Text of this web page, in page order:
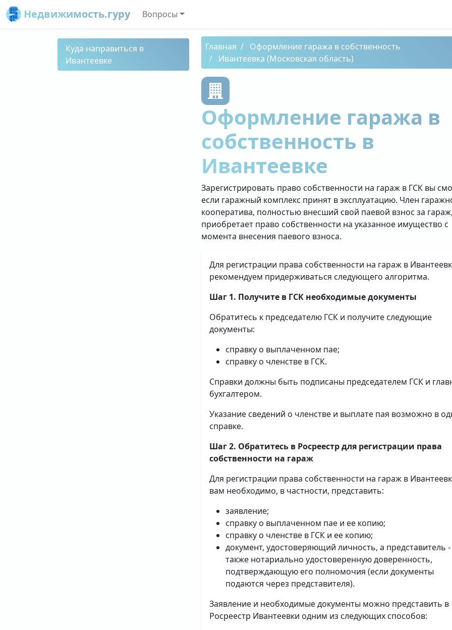
Недвижимость.гуру Вопросы
Куда направиться в
Ивантеевке
Главная
Оформление гаража в собственность
Ивантеевка (Московская область)
Оформление гаража в
собственность в
Ивантеевке
Зарегистрировать право собственности на гараж в ГСК вы
если гаражный комплекс принят в эксплуатацию. Член
кооператива, полностью внесший свой паевой взнос за гараж,
приобретает право собственности на указанное имущество с
момента внесения паевого взноса.
Для регистрации права собственности на гараж в
рекомендуем придерживаться следующего алгоритма.
Шаг 1. Получите в ГСК необходимые документы
Обратитесь к председателю ГСК и получите следующие
документы:
справку о выплаченном пае;
справку о членстве в ГСК.
Справки должны быть подписаны председателем ГСК и
бухгалтером.
Указание сведений о членстве и выплате пая возможно в
справке.
Шаг 2. Обратитесь в Росреестр для регистрации права
собственности на гараж
Для регистрации права собственности на гараж в
вам необходимо, в частности, представить:
заявление;
справку о выплаченном пае и ее копию;
справку о членстве в ГСК и ее копию;
документ, удостоверяющий личность, а представитель -
также нотариально удостоверенную доверенность,
подтверждающую его полномочия (если документы
подаются через представителя).
Заявление и необходимые документы можно представить в
Росреестр Ивантеевки одним из следующих способов: